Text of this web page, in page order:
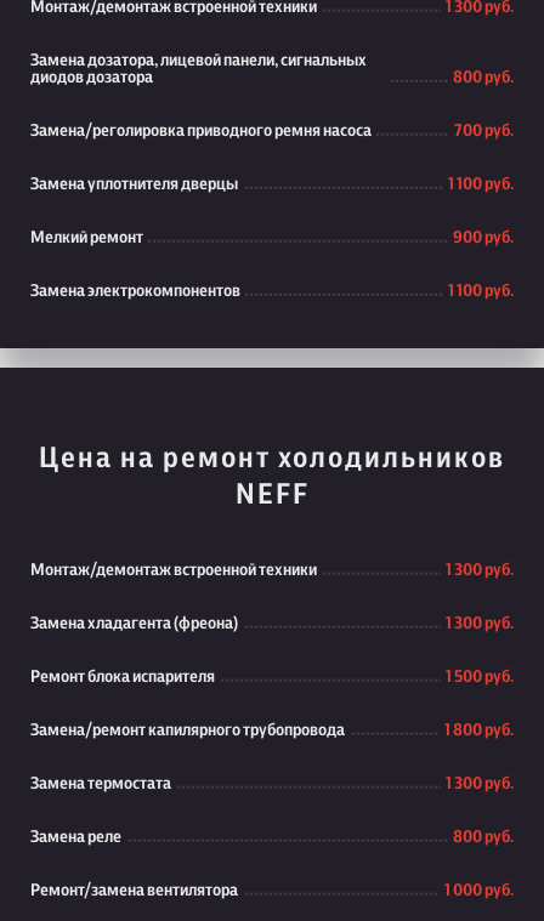
Монтаж/демонтаж встроенной техники 1 300 руб.
Замена дозатора, лицевой панели, сигнальных
диодов дозатора
800 руб.
Замена/реголировка приводного ремня насоса 700 руб.
Замена уплотнителя дверцы 1 100 руб.
Мелкий ремонт 900 руб.
Замена электрокомпонентов 1 100 руб.
Цена на ремонт холодильников
NEFF
Монтаж/демонтаж встроенной техники 1 300 руб.
Замена хладагента (фреона) 1 300 руб.
Ремонт блока испарителя 1 500 руб.
Замена/ремонт капилярного трубопровода 1 800 руб.
Замена термостата 1 300 руб.
Замена реле 800 руб.
Ремонт/замена вентилятора 1 000 руб.